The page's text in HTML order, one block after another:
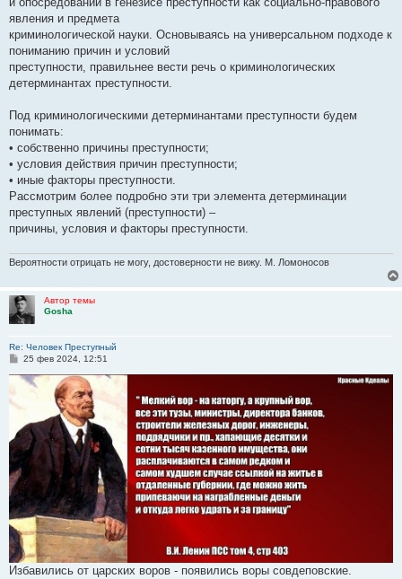
явления и предмета
криминологической науки. Основываясь на универсальном подходе к
пониманию причин и условий
преступности, правильнее вести речь о криминологических
детерминантах преступности.
Под криминологическими детерминантами преступности будем
понимать:
• собственно причины преступности;
• условия действия причин преступности;
• иные факторы преступности.
Рассмотрим более подробно эти три элемента детерминации
преступных явлений (преступности) –
причины, условия и факторы преступности.
Вероятности отрицать не могу, достоверности не вижу. М. Ломоносов
Автор темы
Gosha
Re: Человек Преступный
С
о
е
и
е
25 фев 2024, 12:51
Избавились от царских воров - появились воры совдеповские.